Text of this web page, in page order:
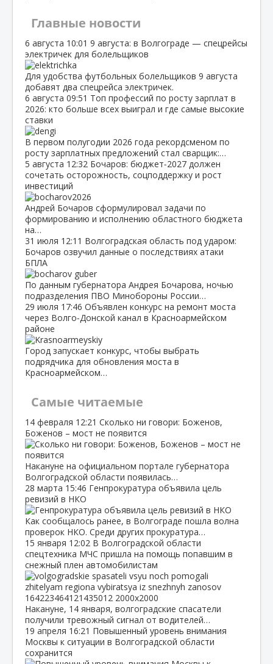
Главные новости
6 августа 10:01 9 августа: в Волгограде — спецрейсы
электричек для болельщиков
Для удобства футбольных болельщиков 9 августа
добавят два спецрейса электричек.
6 августа 09:51 Топ профессий по росту зарплат в
2026: кто больше всех выиграл и где самые высокие
ставки
В первом полугодии 2026 года рекордсменом по
росту зарплатных предложений стал сварщик:…
5 августа 12:32 Бочаров: бюджет‑2027 должен
сочетать осторожность, соцподдержку и рост
инвестиций
Андрей Бочаров сформулировал задачи по
формированию и исполнению областного бюджета
на…
31 июля 12:11 Волгоградская область под ударом:
Бочаров озвучил данные о последствиях атаки
БПЛА
По данным губернатора Андрея Бочарова, ночью
подразделения ПВО Минобороны России…
29 июля 17:46 Объявлен конкурс на ремонт моста
через Волго‑Донской канал в Красноармейском
районе
Город запускает конкурс, чтобы выбрать
подрядчика для обновления моста в
Красноармейском…
Самые читаемые
14 февраля 12:21 Сколько ни говори: Боженов,
Боженов – мост не появится
Накануне на официальном портале губернатора
Волгоградской области появилась…
28 марта 15:46 Генпрокуратура объявила цель
ревизий в НКО
Как сообщалось ранее, в Волгограде пошла волна
проверок НКО. Среди других прокуратура…
15 января 12:02 В Волгоградской области
спецтехника МЧС пришла на помощь попавшим в
снежный плен автомобилистам
Накануне, 14 января, волгоградские спасатели
получили тревожный сигнал от водителей…
19 апреля 16:21 Повышенный уровень внимания
Москвы к ситуации в Волгоградской области
сохранится